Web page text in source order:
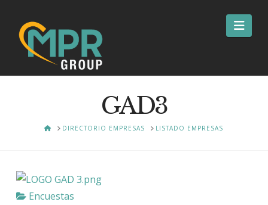
GAD3
HOMEDIRECTORIO EMPRESAS LISTADO EMPRESAS
Encuestas